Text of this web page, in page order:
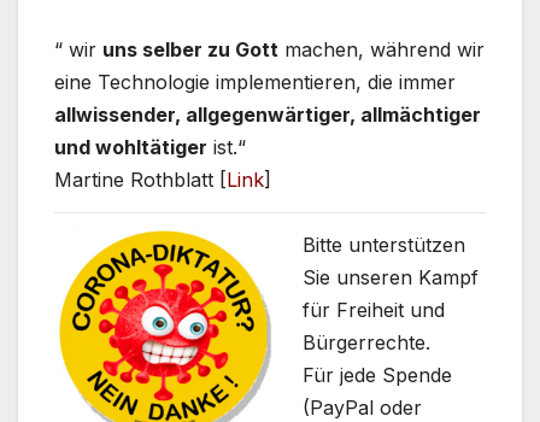
“ wir uns selber zu Gott machen, während wir
eine Technologie implementieren, die immer
allwissender, allgegenwärtiger, allmächtiger
und wohltätiger ist.“
Martine Rothblatt [Link]
Bitte unterstützen
Sie unseren Kampf
für Freiheit und
Bürgerrechte.
Für jede Spende
(PayPal oder